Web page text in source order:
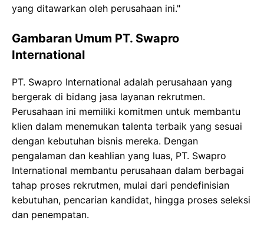
yang ditawarkan oleh perusahaan ini."
Gambaran Umum PT. Swapro
International
PT. Swapro International adalah perusahaan yang
bergerak di bidang jasa layanan rekrutmen.
Perusahaan ini memiliki komitmen untuk membantu
klien dalam menemukan talenta terbaik yang sesuai
dengan kebutuhan bisnis mereka. Dengan
pengalaman dan keahlian yang luas, PT. Swapro
International membantu perusahaan dalam berbagai
tahap proses rekrutmen, mulai dari pendefinisian
kebutuhan, pencarian kandidat, hingga proses seleksi
dan penempatan.